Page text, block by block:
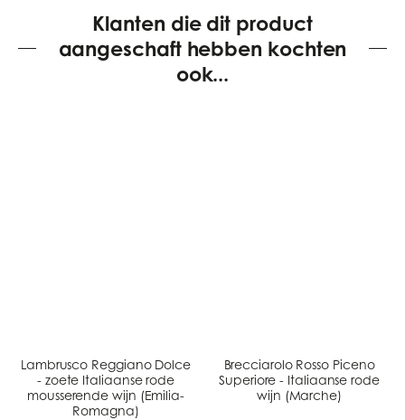
Klanten die dit product
aangeschaft hebben kochten
ook...
Lambrusco Reggiano Dolce
- zoete Italiaanse rode
mousserende wijn (Emilia-
Romagna)
Brecciarolo Rosso Piceno
Superiore - Italiaanse rode
wijn (Marche)